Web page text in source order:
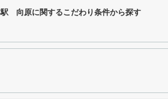
原に関するこだわり条件から探す